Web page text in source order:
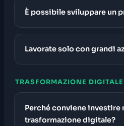
È possibile sviluppare un
Lavorate solo con grandi
TRASFORMAZIONE
Perché conviene investire
trasformazione digitale?